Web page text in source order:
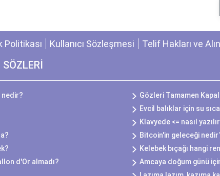
Politikası Kullanıcı Sözleşmesi Telif Hakları ve
nedir?
Gözleri Tamamen
Evcil balıklar için su
Klavyede <= nasıl
Bitcoin'in geleceği
Kelebek bıçağı hangi
d'Or almadı?
Amcaya doğum günü